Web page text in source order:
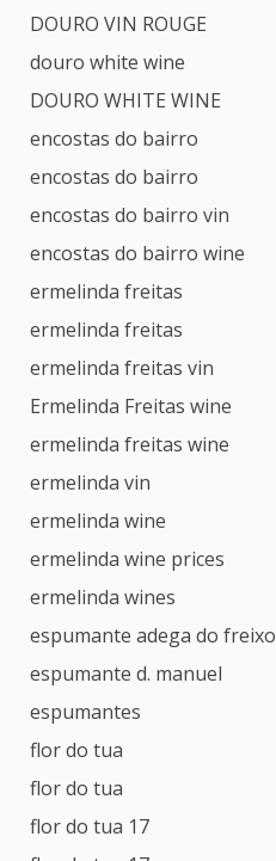
DOURO VIN ROUGE
douro white wine
DOURO WHITE WINE
encostas do bairro
encostas do bairro
encostas do bairro vin
encostas do bairro wine
ermelinda freitas
ermelinda freitas
ermelinda freitas vin
Ermelinda Freitas wine
ermelinda freitas wine
ermelinda vin
ermelinda wine
ermelinda wine prices
ermelinda wines
espumante adega do freixo
espumante d. manuel
espumantes
flor do tua
flor do tua
flor do tua 17